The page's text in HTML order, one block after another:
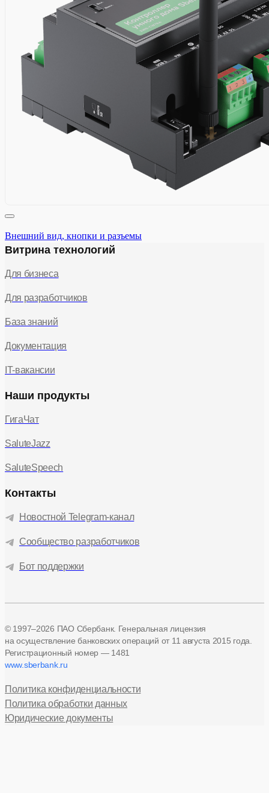
Внешний вид, кнопки и разъемы
Витрина технологий
Для бизнеса
Для разработчиков
База знаний
Документация
IT-вакансии
Наши продукты
ГигаЧат
SaluteJazz
SaluteSpeech
Контакты
Новостной Telegram-канал
Сообщество разработчиков
Бот поддержки
© 1997–2026 ПАО Сбербанк. Генеральная лицензия
на осуществление банковских операций от 11 августа 2015 года.
Регистрационный номер — 1481
www.sberbank.ru
Политика конфиденциальности
Политика обработки данных
Юридические документы